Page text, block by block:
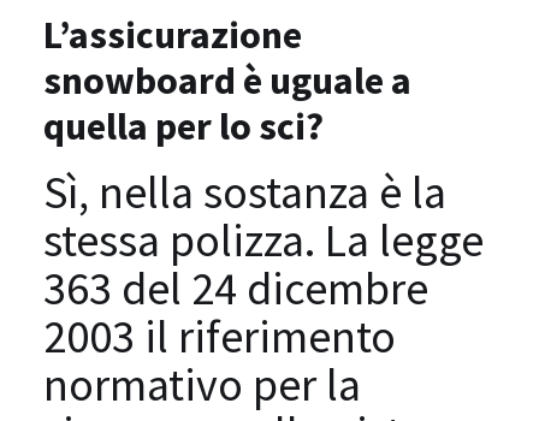
L’assicurazione
snowboard è uguale a
quella per lo sci?
Sì, nella sostanza è la
stessa polizza. La legge
363 del 24 dicembre
2003 il riferimento
normativo per la